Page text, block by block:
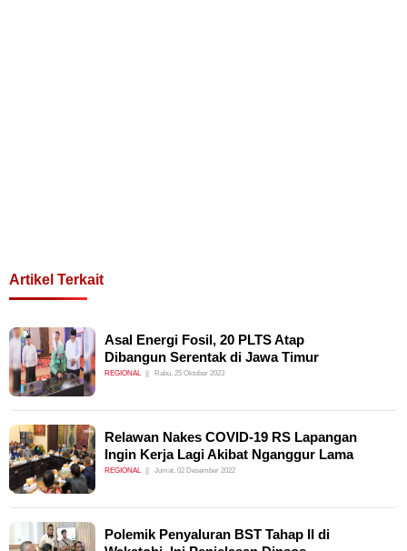
Artikel Terkait
Asal Energi Fosil, 20 PLTS Atap
Dibangun Serentak di Jawa Timur
REGIONAL Rabu, 25 Oktober 2023
Relawan Nakes COVID-19 RS Lapangan
Ingin Kerja Lagi Akibat Nganggur Lama
REGIONAL Jumat, 02 Desember 2022
Polemik Penyaluran BST Tahap II di